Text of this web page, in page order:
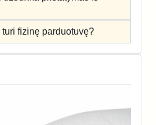
turi fizinę parduotuvę?